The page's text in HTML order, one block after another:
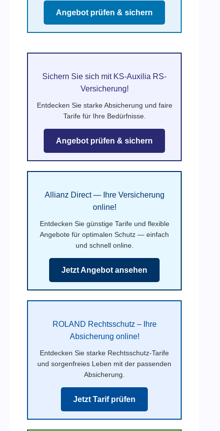
Angebot prüfen & sichern
Sichern Sie sich mit KS-Auxilia RS-
Versicherung!
Entdecken Sie starke Absicherung und faire
Tarife für Ihre Bedürfnisse.
Angebot prüfen & sichern
Allianz Direct — Ihre Versicherung
online!
Entdecken Sie günstige Tarife und flexible
Angebote für optimalen Schutz — einfach
und schnell online.
Jetzt Angebot ansehen
ROLAND Rechtsschutz – Ihre
Absicherung online!
Entdecken Sie starke Rechtsschutz-Tarife
und sorgenfreies Leben mit der passenden
Absicherung.
Jetzt Tarif prüfen